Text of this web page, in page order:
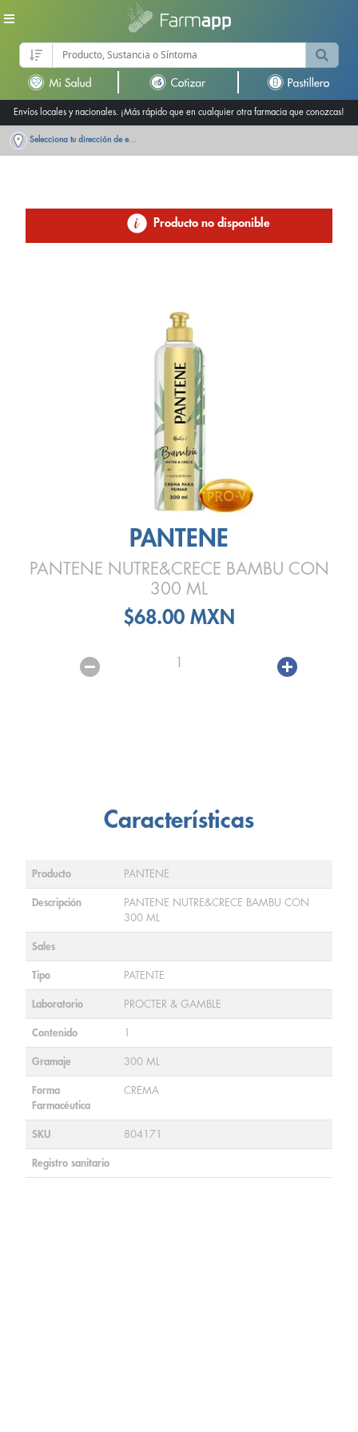
Envíos locales y nacionales. ¡Más rápido que en cualquier otra farmacia que conozcas!
Selecciona tu dirección de entrega
Producto no disponible
PANTENE
PANTENE NUTRE&CRECE BAMBU CON
300 ML
$68.00 MXN
1
Características
Producto PANTENE
Descripción
PANTENE NUTRE&CRECE BAMBU CON
300 ML
Sales
Tipo PATENTE
Laboratorio PROCTER & GAMBLE
Contenido 1
Gramaje 300 ML
Forma
Farmacéutica
CREMA
SKU 804171
Registro sanitario